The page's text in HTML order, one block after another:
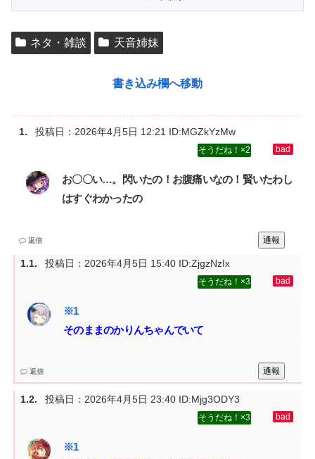
ネタ・雑談 天音姉妹
書き込み欄へ移動
投稿日： 2026年4月5日 12:21 ID:MGZkYzMw
2
お〇〇い…。閃いたの！お腹痛いなの！賢いたわし
はすぐわかったの
通報
返信
投稿日： 2026年4月5日 15:40 ID:ZjgzNzIx
3
そのままのかりんちゃんでいて
通報
返信
投稿日：2026年4月5日 23:40 ID:Mjg3ODY3
3